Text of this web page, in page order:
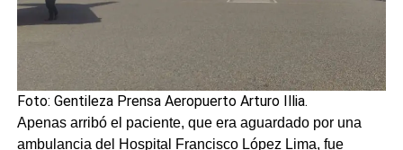
Foto: Gentileza Prensa Aeropuerto Arturo Illia.
Apenas arribó el paciente, que era aguardado por una
ambulancia del Hospital Francisco López Lima, fue